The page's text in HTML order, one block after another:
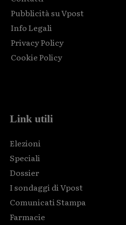
Pubblicità su Vpost
Info Legali
Privacy Policy
Cookie Policy
Link utili
Elezioni
Speciali
Dossier
I sondaggi di Vpost
Comunicati Stampa
Farmacie